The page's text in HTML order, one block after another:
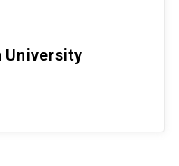
University